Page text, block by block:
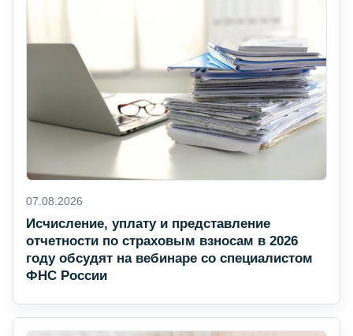
07.08.2026
Исчисление, уплату и представление
отчетности по страховым взносам в 2026
году обсудят на вебинаре со специалистом
ФНС России